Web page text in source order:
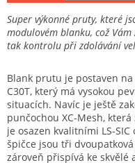
Super výkonné pruty, které
modulovém blanku, což
tak kontrolu při zdolávání
Blank prutu je postaven
C30T, který má vysokou
situacích. Navíc je ještě
punčochou XC-Mesh,
je osazen kvalitními LS-
špičce jsou tři
zároveň přispívá ke skvělé